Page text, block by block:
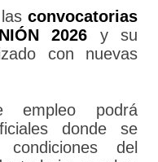
convocatorias
2026 y su
con nuevas
empleo podrá
donde se
del